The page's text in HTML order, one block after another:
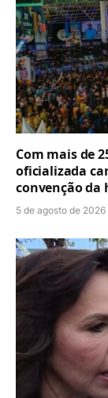
Com mais de
oficializada
convenção da
5 de agosto de 2026